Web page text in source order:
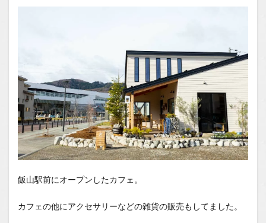
飯山駅前にオープンしたカフェ。
カフェの他にアクセサリーなどの雑貨の販売もしてました。